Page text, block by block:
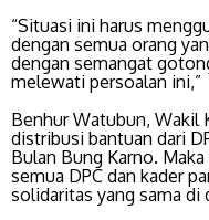
“Situasi ini harus
dengan semua orang
dengan semangat
melewati persoalan ini,”
Benhur Watubun, Wakil
distribusi bantuan dari
Bulan Bung Karno.
semua DPC dan kader
solidaritas yang sama di